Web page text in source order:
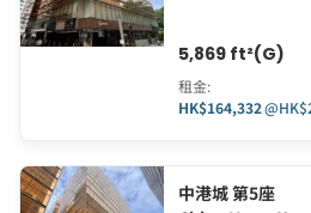
5,869 ft²(G)
租金:
HK$164,332@
中港城 第5座